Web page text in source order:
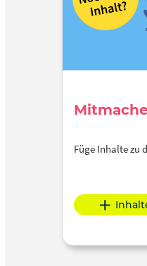
Füge Inhalte zu